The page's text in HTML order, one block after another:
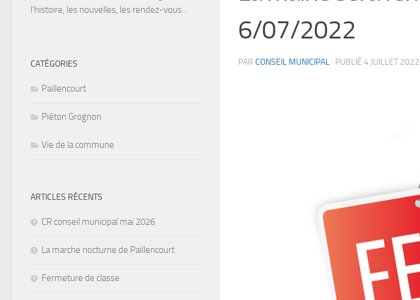
6/07/2022
PAR CONSEIL MUNICIPAL · PUBLIÉ 4 JUILLET 2022
l’histoire, les nouvelles, les rendez-vous…
CATÉGORIES
Paillencourt
Piéton Grognon
Vie de la commune
ARTICLES RÉCENTS
CR conseil municipal mai 2026
La marche nocturne de Paillencourt
Fermeture de classe